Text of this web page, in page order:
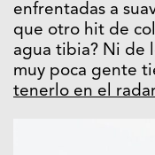
enfrentadas a
que otro hit de
agua tibia? Ni de
muy poca gente
tenerlo en el radar